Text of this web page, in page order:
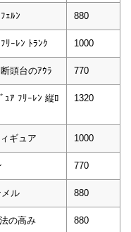
ｪﾙﾝ 880
ﾘｰﾚﾝ ﾄﾗﾝｸ 1000
頭台のｱｳﾗ 770
ｭｱ ﾌﾘｰﾚﾝ 縦ﾛ
1320
ギュア 1000
770
ル 880
の高み 880